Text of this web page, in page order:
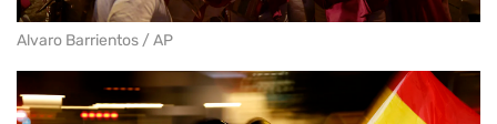
Alvaro Barrientos / AP